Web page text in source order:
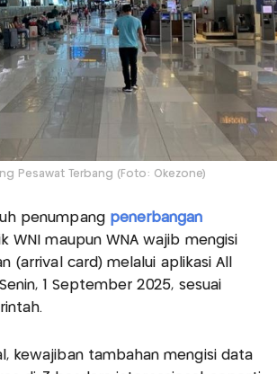
Pesawat Terbang (Foto: Okezone)
penumpang penerbangan
WNI maupun WNA wajib mengisi
(arrival card) melalui aplikasi All
1 September 2025, sesuai
kewajiban tambahan mengisi data